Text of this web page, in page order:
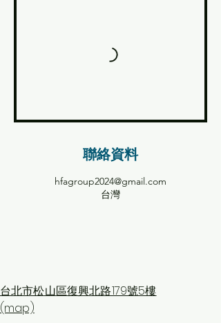
聯絡資料
hfagroup2024@gmail.com
台灣
台北市松山區復興北路179號5樓
(map)